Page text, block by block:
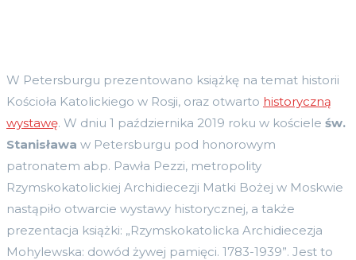
W Petersburgu prezentowano książkę na temat historii
Kościoła Katolickiego w Rosji, oraz otwarto historyczną
wystawę. W dniu 1 października 2019 roku w kościele św.
Stanisława w Petersburgu pod honorowym
patronatem abp. Pawła Pezzi, metropolity
Rzymskokatolickiej Archidiecezji Matki Bożej w Moskwie
nastąpiło otwarcie wystawy historycznej, a także
prezentacja książki: „Rzymskokatolicka Archidiecezja
Mohylewska: dowód żywej pamięci. 1783-1939”. Jest to